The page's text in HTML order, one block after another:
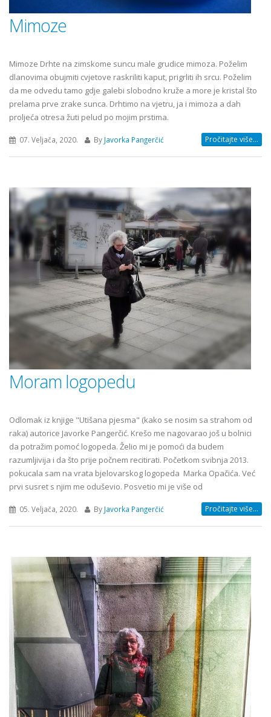
Mimoze
Mimoze Drhte na zimskome suncu male grudice mimoza. Poželim
dlanovima obujmiti cvjetove raskriliti kaput, prigrliti ih srcu. Poželim
da me odvedu tamo gdje galebi slobodno kruže a more je kristal što
prelama prve zrake sunca. Drhtimo na vjetru, ja i mimoza a dah
proljeća otresa žuti pelud po mojim prstima.
07. Veljača, 2020. By Javorka Pangerčić Pročitajte više...
Moram logopedu
Odlomak iz knjige "Utišana pjesma" (kako se nosim sa strahom od
raka) autorice Javorke Pangerčić. Krešo me nagovarao još u bolnici
da potražim pomoć logopeda. Želio mi je pomoći da budem
razumljivija i da što prije počnem recitirati. Početkom svibnja 2013.
pokucala sam na vrata bjelovarskog logopeda Marka Opačića. Već
prvi susret s njim me oduševio. Posvetio mi je više od
05. Veljača, 2020. By Javorka Pangerčić Pročitajte više...